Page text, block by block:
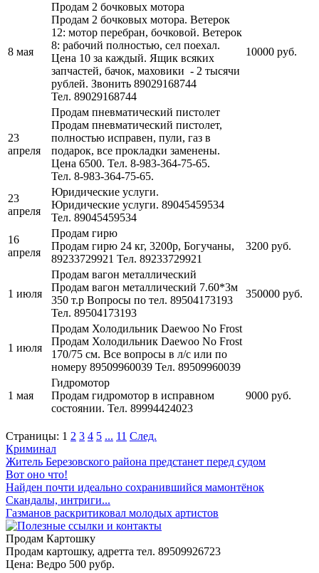
8 мая
Продам 2 бочковых мотора
Продам 2 бочковых мотора. Ветерок
12: мотор перебран, бочковой. Ветерок
8: рабочий полностью, сел поехал.
Цена 10 за каждый. Ящик всяких
запчастей, бачок, маховики - 2 тысячи
рублей. Звонить 89029168744
Тел. 89029168744
10000 руб.
23
апреля
Продам пневматический пистолет
Продам пневматический пистолет,
полностью исправен, пули, газ в
подарок, все прокладки заменены.
Цена 6500. Тел. 8-983-364-75-65.
Тел. 8-983-364-75-65.
23
апреля
Юридические услуги.
Юридические услуги. 89045459534
Тел. 89045459534
16
апреля
Продам гирю
Продам гирю 24 кг, 3200р, Богучаны,
89233729921 Тел. 89233729921
3200 руб.
1 июля
Продам вагон металлический
Продам вагон металлический 7.60*3м
350 т.р Вопросы по тел. 89504173193
Тел. 89504173193
350000 руб.
1 июля
Продам Холодильник Daewoo No Frost
Продам Холодильник Daewoo No Frost
170/75 см. Все вопросы в л/с или по
номеру 89509960039 Тел. 89509960039
1 мая
Гидромотор
Продам гидромотор в исправном
состоянии. Тел. 89994424023
9000 руб.
Страницы: 1 2 3 4 5 ... 11 След.
Криминал
Житель Березовского района предстанет перед судом
Вот оно что!
Найден почти идеально сохранившийся мамонтёнок
Скандалы, интриги...
Газманов раскритиковал молодых артистов
Продам Картошку
Продам картошку, адретта тел. 89509926723
Цена: Ведро 500 рубр.